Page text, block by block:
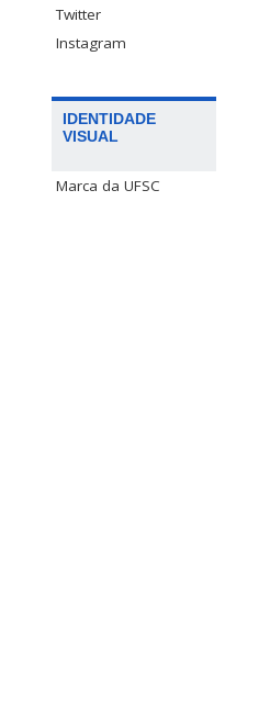
Twitter
Instagram
IDENTIDADE
VISUAL
Marca da UFSC